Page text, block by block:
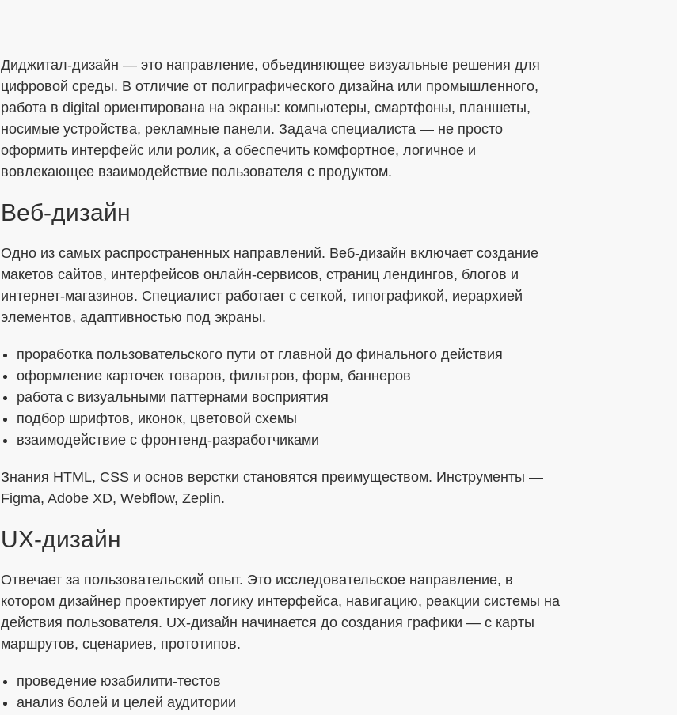
Меня интересует...
ОТПРАВИТЬ
Я согласен сПолитикой в отношении обработки ПДн
ДаюСогласие на обработку персональных данных в соответствии с установленной
формой
Диджитал-дизайн — это направление, объединяющее визуальные решения для
цифровой среды. В отличие от полиграфического дизайна или промышленного,
работа в digital ориентирована на экраны: компьютеры, смартфоны, планшеты,
носимые устройства, рекламные панели. Задача специалиста — не просто
оформить интерфейс или ролик, а обеспечить комфортное, логичное и
вовлекающее взаимодействие пользователя с продуктом.
Веб-дизайн
Одно из самых распространенных направлений. Веб-дизайн включает создание
макетов сайтов, интерфейсов онлайн-сервисов, страниц лендингов, блогов и
интернет-магазинов. Специалист работает с сеткой, типографикой, иерархией
элементов, адаптивностью под экраны.
проработка пользовательского пути от главной до финального действия
оформление карточек товаров, фильтров, форм, баннеров
работа с визуальными паттернами восприятия
подбор шрифтов, иконок, цветовой схемы
взаимодействие с фронтенд-разработчиками
Знания HTML, CSS и основ верстки становятся преимуществом. Инструменты —
Figma, Adobe XD, Webflow, Zeplin.
UX-дизайн
Отвечает за пользовательский опыт. Это исследовательское направление, в
котором дизайнер проектирует логику интерфейса, навигацию, реакции системы на
действия пользователя. UX-дизайн начинается до создания графики — с карты
маршрутов, сценариев, прототипов.
проведение юзабилити-тестов
анализ болей и целей аудитории